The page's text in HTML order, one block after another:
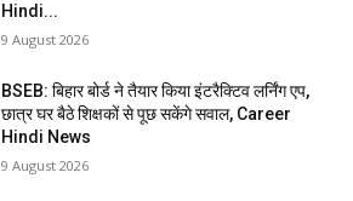
Hindi...
9 August 2026
BSEB: बिहार बोर्ड ने तैयार किया इंटरैक्टिव लर्निंग एप,
छात्र घर बैठे शिक्षकों से पूछ सकेंगे सवाल, Career
Hindi News
9 August 2026